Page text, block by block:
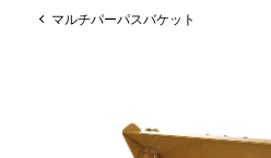
マルチパーパスバケット